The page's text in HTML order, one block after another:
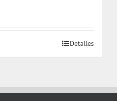
Detalles